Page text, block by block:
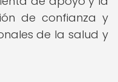
de confianza y
de la salud y